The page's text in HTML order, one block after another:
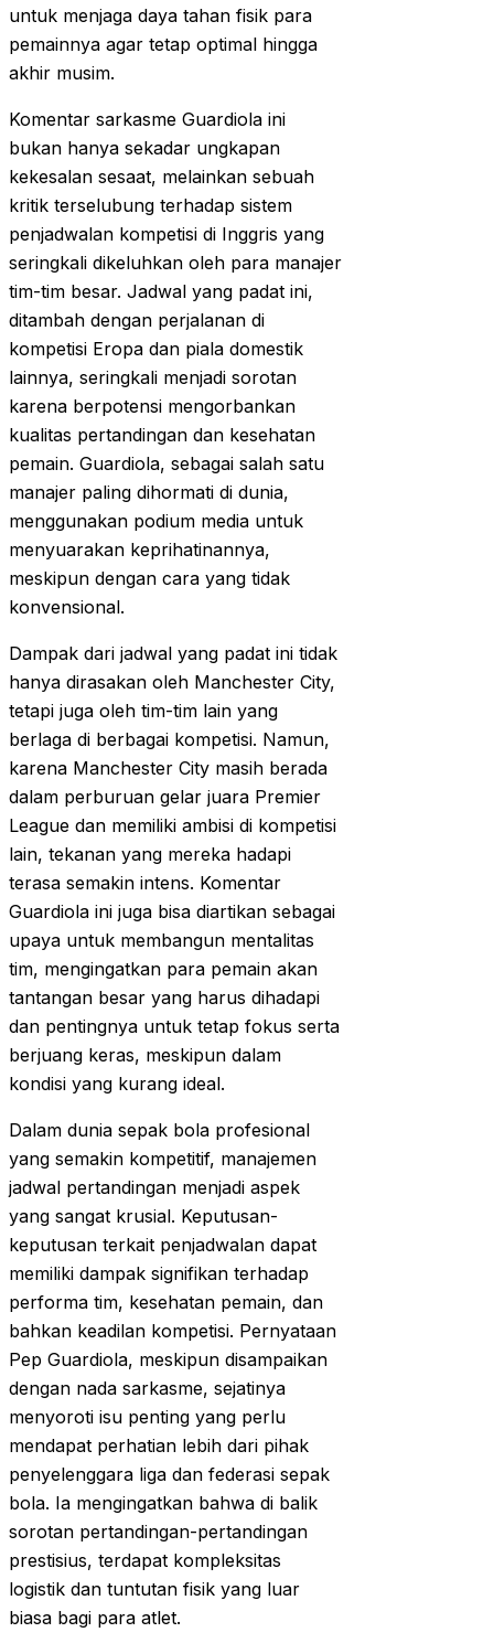
untuk menjaga daya tahan fisik para
pemainnya agar tetap optimal hingga
akhir musim.
Komentar sarkasme Guardiola ini
bukan hanya sekadar ungkapan
kekesalan sesaat, melainkan sebuah
kritik terselubung terhadap sistem
penjadwalan kompetisi di Inggris yang
seringkali dikeluhkan oleh para manajer
tim-tim besar. Jadwal yang padat ini,
ditambah dengan perjalanan di
kompetisi Eropa dan piala domestik
lainnya, seringkali menjadi sorotan
karena berpotensi mengorbankan
kualitas pertandingan dan kesehatan
pemain. Guardiola, sebagai salah satu
manajer paling dihormati di dunia,
menggunakan podium media untuk
menyuarakan keprihatinannya,
meskipun dengan cara yang tidak
konvensional.
Dampak dari jadwal yang padat ini tidak
hanya dirasakan oleh Manchester City,
tetapi juga oleh tim-tim lain yang
berlaga di berbagai kompetisi. Namun,
karena Manchester City masih berada
dalam perburuan gelar juara Premier
League dan memiliki ambisi di kompetisi
lain, tekanan yang mereka hadapi
terasa semakin intens. Komentar
Guardiola ini juga bisa diartikan sebagai
upaya untuk membangun mentalitas
tim, mengingatkan para pemain akan
tantangan besar yang harus dihadapi
dan pentingnya untuk tetap fokus serta
berjuang keras, meskipun dalam
kondisi yang kurang ideal.
Dalam dunia sepak bola profesional
yang semakin kompetitif, manajemen
jadwal pertandingan menjadi aspek
yang sangat krusial. Keputusan-
keputusan terkait penjadwalan dapat
memiliki dampak signifikan terhadap
performa tim, kesehatan pemain, dan
bahkan keadilan kompetisi. Pernyataan
Pep Guardiola, meskipun disampaikan
dengan nada sarkasme, sejatinya
menyoroti isu penting yang perlu
mendapat perhatian lebih dari pihak
penyelenggara liga dan federasi sepak
bola. Ia mengingatkan bahwa di balik
sorotan pertandingan-pertandingan
prestisius, terdapat kompleksitas
logistik dan tuntutan fisik yang luar
biasa bagi para atlet.